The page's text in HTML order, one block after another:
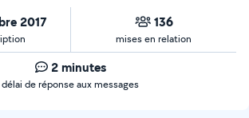
2017 136
mises en relation
2 minutes
délai de réponse aux messages